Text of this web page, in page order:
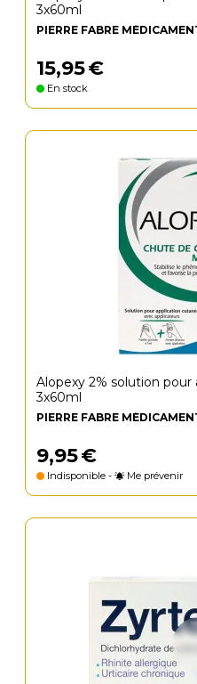
3x60ml
PIERRE FABRE
15,95€
En stock
Alopexy 2% solution
3x60ml
PIERRE FABRE
9,95€
Indisponible - Me prévenir